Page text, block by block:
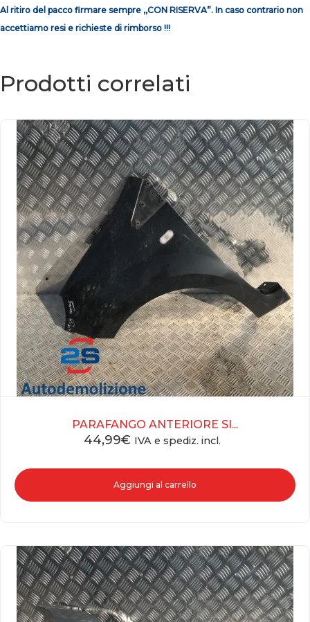
Al ritiro del pacco firmare sempre ,,CON RISERVA”. In caso contrario non
accettiamo resi e richieste di rimborso !!!
Prodotti correlati
PARAFANGO ANTERIORE SI...
44,99€ IVA e spediz. incl.
Aggiungi al carrello